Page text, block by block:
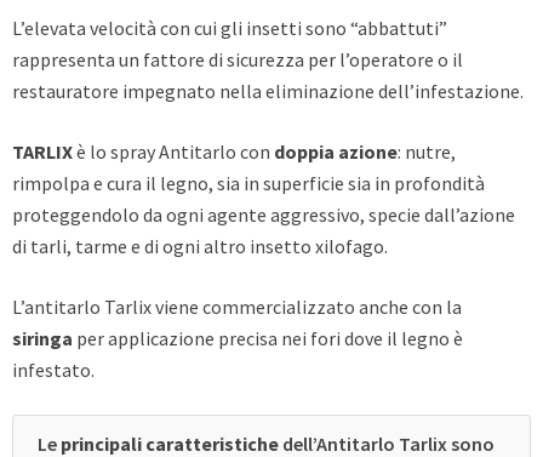
L’elevata velocità con cui gli insetti sono “abbattuti”
rappresenta un fattore di sicurezza per l’operatore o il
restauratore impegnato nella eliminazione dell’infestazione.
TARLIXè lo spray Antitarlo con doppia azione: nutre,
rimpolpa e cura il legno, sia in superficie sia in profondità
proteggendolo da ogni agente aggressivo, specie dall’azione
di tarli, tarme e di ogni altro insetto xilofago.
L’antitarlo Tarlix viene commercializzato anche con la
siringa per applicazione precisa nei fori dove il legno è
infestato.
Le principali caratteristiche dell’Antitarlo Tarlix sono